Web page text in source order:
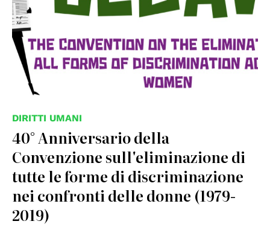
DIRITTI UMANI
40° Anniversario della
Convenzione sull'eliminazione di
tutte le forme di discriminazione
nei confronti delle donne (1979-
2019)